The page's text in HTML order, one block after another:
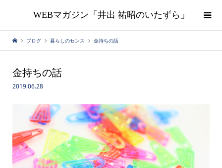
WEBマガジン「井出 祐昭のいたずら」
ブログ 暮らしのセンス 金持ちの話
金持ちの話
2019.06.28